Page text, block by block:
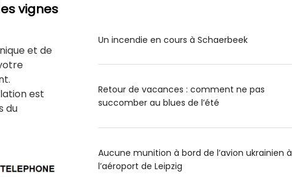
vignes
et de
est
du
Un incendie en cours à Schaerbeek
Retour de vacances : comment ne pas
succomber au blues de l’été
Aucune munition à bord de l’avion ukrainien à
l’aéroport de Leipzig